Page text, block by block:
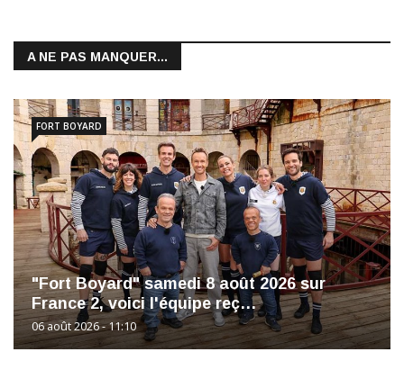
A NE PAS MANQUER...
"Fort Boyard" samedi 8 août 2026 sur
France 2, voici l'équipe reç…
06 août 2026 - 11:10
FORT BOYARD